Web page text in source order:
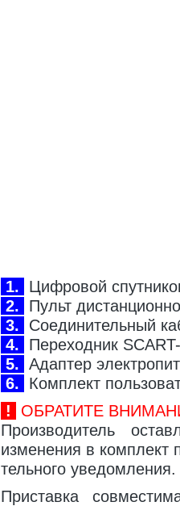
1.
Цифровой
2.
Пульт
3.
Соединительный
4.
Переходник
5. Адаптер
6.
Комплект
!
ОБРАТИТЕ
Производитель
изменения в комплект
тельного уведомления.
Приставка